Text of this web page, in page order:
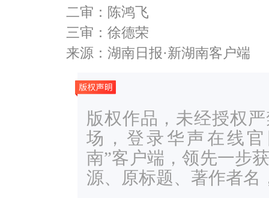
二审：陈鸿飞
三审：徐德荣
来源：湖南日报·新湖南客户端
版权作品，未经授权
场，登录华声在线官
南”客户端，领先一步
源、原标题、著作者名